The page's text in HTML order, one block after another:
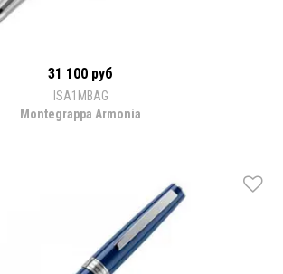
31 100 руб
ISA1MBAG
Montegrappa Armonia